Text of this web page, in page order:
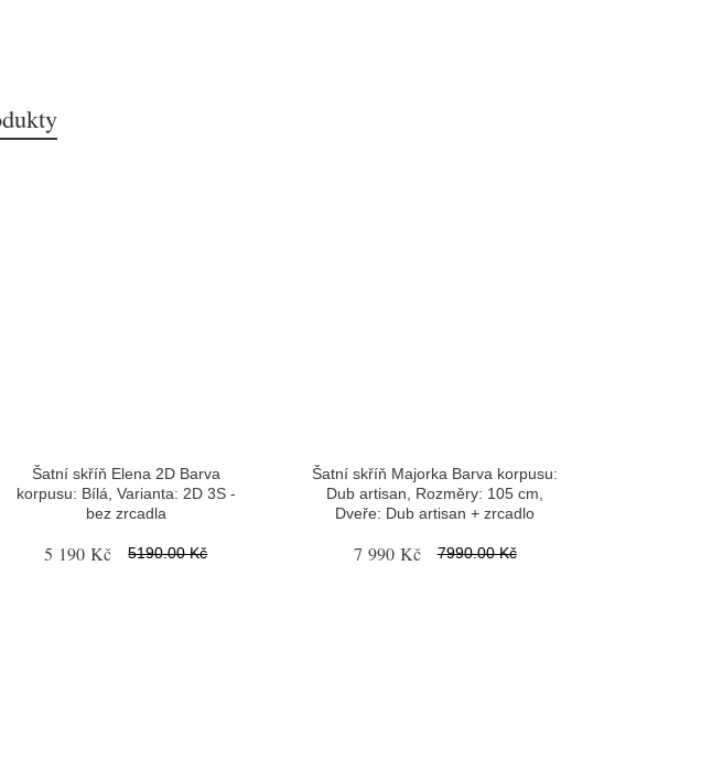
Šatní skříň Elena 2D Barva
korpusu: Bílá, Varianta: 2D 3S -
bez zrcadla
5 190 Kč 5190.00 Kč
Šatní skříň Majorka Barva korpusu:
Dub artisan, Rozměry: 105 cm,
Dveře: Dub artisan + zrcadlo
7 990 Kč 7990.00 Kč